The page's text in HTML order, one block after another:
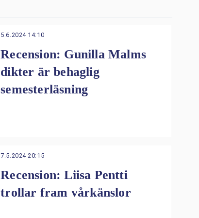
5.6.2024 14:10
Recension: Gunilla Malms
dikter är behaglig
semesterläsning
7.5.2024 20:15
Recension: Liisa Pentti
trollar fram vårkänslor